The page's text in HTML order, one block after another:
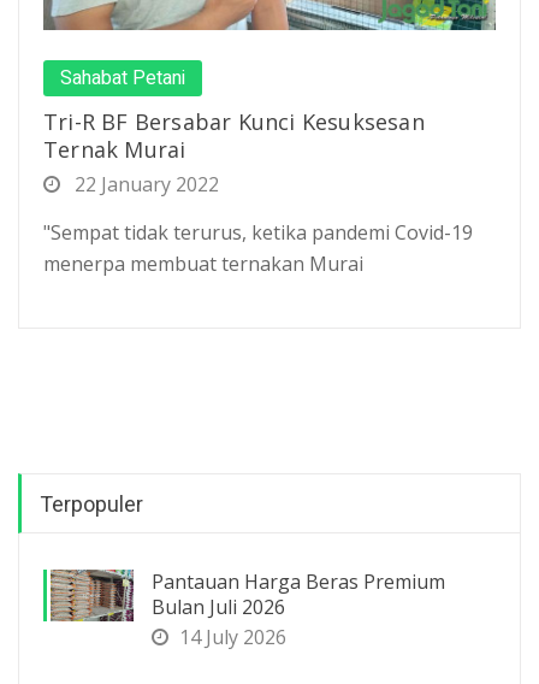
Sahabat Petani
Tri-R BF Bersabar Kunci Kesuksesan
Ternak Murai
22 January 2022
"Sempat tidak terurus, ketika pandemi Covid-19
menerpa membuat ternakan Murai
Terpopuler
Pantauan Harga Beras Premium
Bulan Juli 2026
14 July 2026